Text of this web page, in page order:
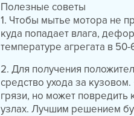
Полезные советы
1. Чтобы мытье мотора не
куда попадает влага,
температуре агрегата в
2. Для получения
средство ухода за
грязи, но может повредить
узлах. Лучшим решением